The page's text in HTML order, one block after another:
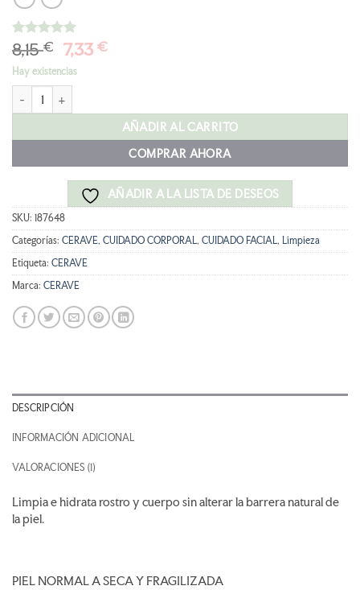
Valorado
con5
de 5
en base a
1
valoración
de un
cliente
8,15€ El
precio
original
era:
8,15 €.
7,33€El
7,33 €.
Hay existencias
CERAVE CREMA LIMPIADORA HIDRATANTE 237ml cantidad
AÑADIR AL CARRITO
COMPRAR AHORA
AÑADIR A LA LISTA DE DESEOS
SKU: 187648
Categorías: CERAVE, CUIDADO CORPORAL, CUIDADO FACIAL, Limpieza
Etiqueta: CERAVE
Marca: CERAVE
DESCRIPCIÓN
INFORMACIÓN ADICIONAL
VALORACIONES (1)
Limpia e hidrata rostro y cuerpo sin alterar la barrera natural de
la piel.
PIEL NORMAL A SECA Y FRAGILIZADA